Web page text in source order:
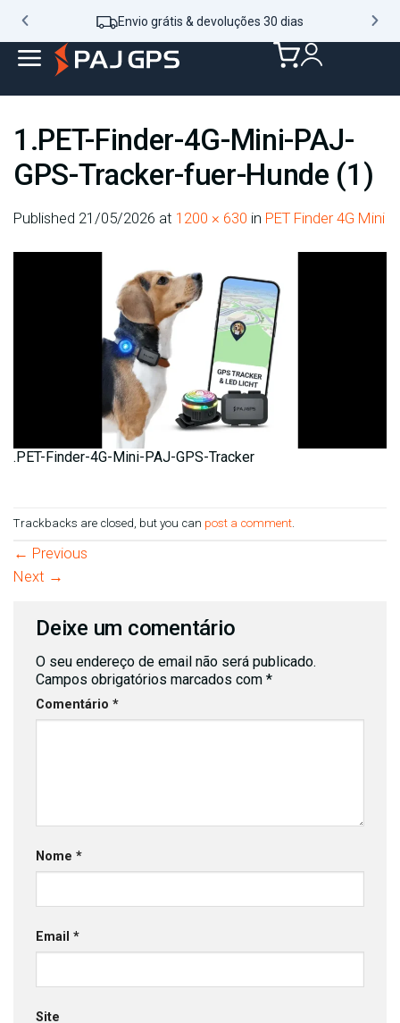
Envio grátis & devoluções 30 dias
1.PET-Finder-4G-Mini-PAJ-
GPS-Tracker-fuer-Hunde (1)
Published 21/05/2026 at 1200 × 630 in PET Finder 4G Mini
.PET-Finder-4G-Mini-PAJ-GPS-Tracker
Trackbacks are closed, but you can post a comment.
← Previous
Next →
Deixe um comentário
O seu endereço de email não será publicado.
Campos obrigatórios marcados com *
Comentário *
Nome *
Email *
Site